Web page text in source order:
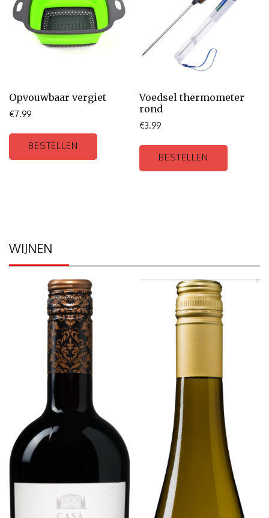
Opvouwbaar vergiet
€7.99
BESTELLEN
Voedsel thermometer
rond
€3.99
BESTELLEN
WIJNEN